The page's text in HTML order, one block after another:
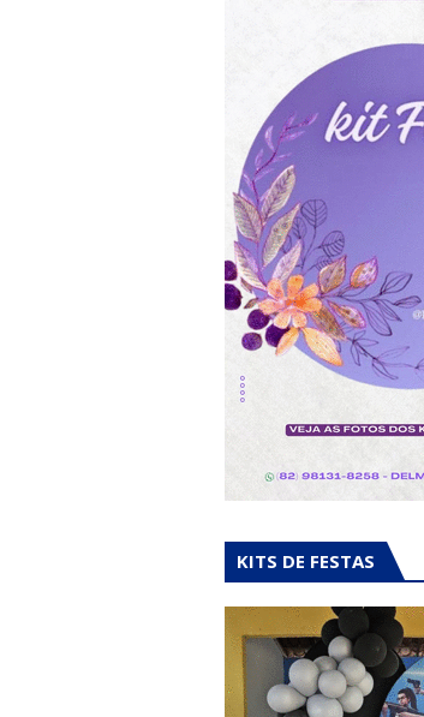
KITS DE FESTAS